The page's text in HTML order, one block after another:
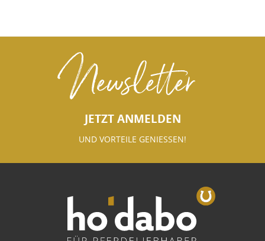
Newsletter
JETZT ANMELDEN
UND VORTEILE GENIESSEN!